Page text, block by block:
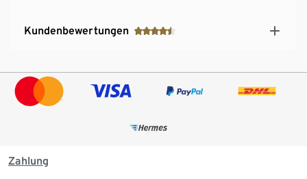
Kundenbewertungen
Zahlung